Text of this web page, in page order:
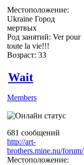
Местоположение:
Ukraine Город
мертвых
Род занятий: Ver pour
toute la vie!!!
Возраст: 33
Wait
Members
681 сообщений
http://art-
brothers.mine.nu/forum/
Местоположение: